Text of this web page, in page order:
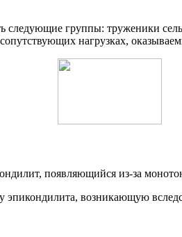
группы: труженики
нагрузках,
появляющийся из-за
возникающую